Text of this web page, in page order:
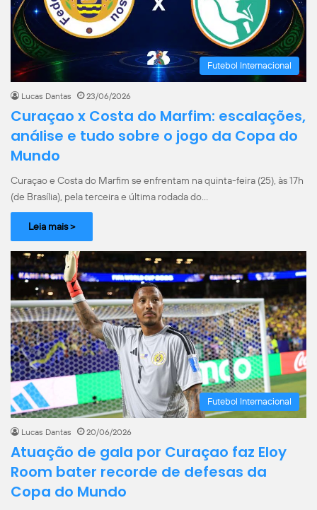
Futebol Internacional
Lucas Dantas 23/06/2026
Curaçao x Costa do Marfim: escalações,
análise e tudo sobre o jogo da Copa do
Mundo
Curaçao e Costa do Marfim se enfrentam na quinta-feira (25), às 17h
(de Brasília), pela terceira e última rodada do…
Leia mais >
Futebol Internacional
Lucas Dantas 20/06/2026
Atuação de gala por Curaçao faz Eloy
Room bater recorde de defesas da
Copa do Mundo